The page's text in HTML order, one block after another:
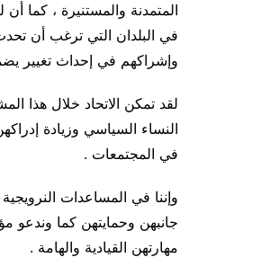
المتمدنة والمستنيرة ، كما
في البلدان التي ترغب أن
وإشراكهم في إحداث تغيير
لقد تمكن الاتحاد خلال هذا
النساء السياسي وزيادة
في المجتمعات .
وإننا في المساعدات
جانبهن وحمايتهن كما وندعو
مهارتهن القيادية والهامة .